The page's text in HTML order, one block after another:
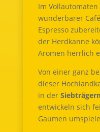
Im
wunderbarer
Espresso
der Herdkanne
Aromen herrlich
Von einer ganz
dieser
in der
entwickeln sich
Gaumen